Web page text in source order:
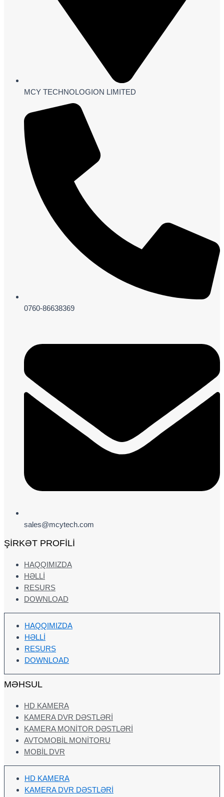
MCY TECHNOLOGION LIMITED
0760-86638369
sales@mcytech.com
ŞIRKƏT PROFILI
HAQQIMIZDA
HƏLLI
RESURS
DOWNLOAD
HAQQIMIZDA
HƏLLI
RESURS
DOWNLOAD
MƏHSUL
HD KAMERA
KAMERA DVR DƏSTLƏRI
KAMERA MONITOR DƏSTLƏRI
AVTOMOBIL MONITORU
MOBIL DVR
HD KAMERA
KAMERA DVR DƏSTLƏRI